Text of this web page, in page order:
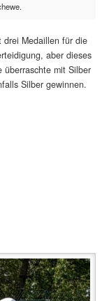
drei Medaillen für die
aber dieses
überraschte mit Silber
Silber gewinnen.